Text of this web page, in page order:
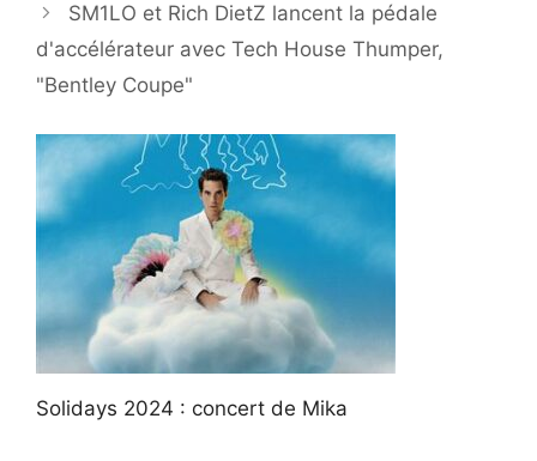
SM1LO et Rich DietZ lancent la pédale
d'accélérateur avec Tech House Thumper,
"Bentley Coupe"
Solidays 2024 : concert de Mika